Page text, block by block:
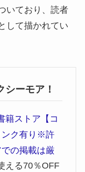
いており、読者
して描かれてい
シーモア！
える70％OFF